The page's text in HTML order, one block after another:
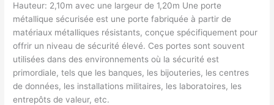
Hauteur: 2,10m avec une largeur de 1,20m Une porte
métallique sécurisée est une porte fabriquée à partir de
matériaux métalliques résistants, conçue spécifiquement pour
offrir un niveau de sécurité élevé. Ces portes sont souvent
utilisées dans des environnements où la sécurité est
primordiale, tels que les banques, les bijouteries, les centres
de données, les installations militaires, les laboratoires, les
entrepôts de valeur, etc.